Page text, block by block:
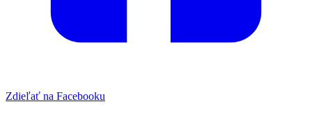
Zdieľať na Facebooku